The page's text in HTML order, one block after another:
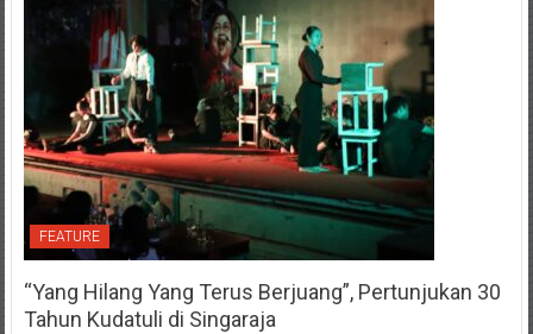
FEATURE
“Yang Hilang Yang Terus Berjuang”, Pertunjukan 30
Tahun Kudatuli di Singaraja